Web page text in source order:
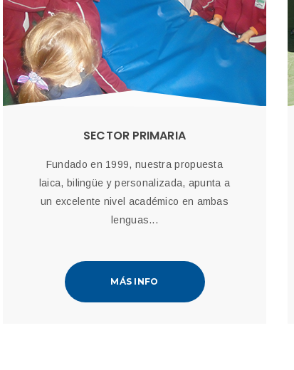
SECTOR PRIMARIA
Fundado en 1999, nuestra propuesta
laica, bilingüe y personalizada, apunta a
un excelente nivel académico en ambas
lenguas...
MÁS INFO